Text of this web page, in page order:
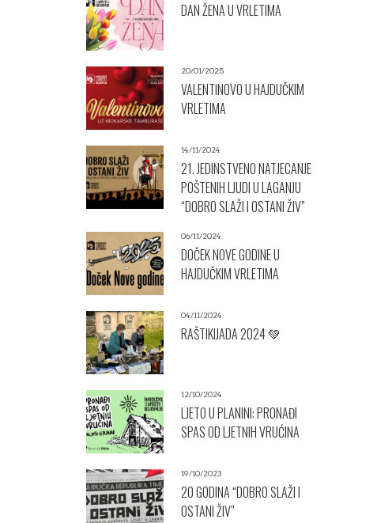
DAN ŽENA U VRLETIMA
20/01/2025
VALENTINOVO U HAJDUČKIM
VRLETIMA
14/11/2024
21. JEDINSTVENO NATJECANJE
POŠTENIH LJUDI U LAGANJU
“DOBRO SLAŽI I OSTANI ŽIV”
06/11/2024
DOČEK NOVE GODINE U
HAJDUČKIM VRLETIMA
04/11/2024
RAŠTIKIJADA 2024 💚
12/10/2024
LJETO U PLANINI: PRONAĐI
SPAS OD LJETNIH VRUĆINA
19/10/2023
20 GODINA “DOBRO SLAŽI I
OSTANI ŽIV”